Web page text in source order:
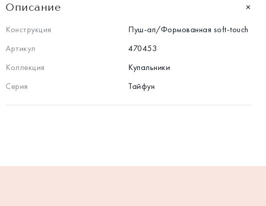
Описание
Конструкция
Пуш-ап/Формованная soft-touch
Артикул
470453
Коллекция
Купальники
Серия
Тайфун